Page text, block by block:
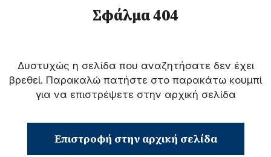
Σφάλμα 404
Δυστυχώς η σελίδα που αναζητήσατε δεν έχει
βρεθεί. Παρακαλώ πατήστε στο παρακάτω κουμπί
για να επιστρέψετε στην αρχική σελίδα
Επιστροφή στην αρχική σελίδα